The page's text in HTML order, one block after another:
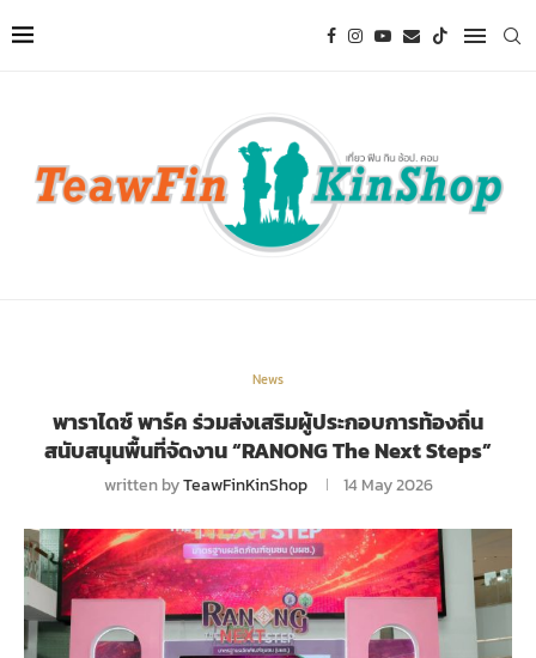
News
พาราไดซ์ พาร์ค ร่วมส่งเสริมผู้ประกอบการท้องถิ่น
สนับสนุนพื้นที่จัดงาน “RANONG The Next Steps”
written byTeawFinKinShop 14 May 2026